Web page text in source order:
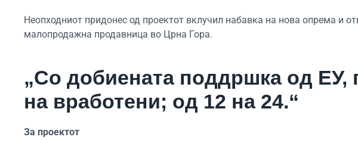
Неопходниот придонес од проектот вклучил набавка на нова опрема и
малопродажна продавница во Црна Гора.
„Со добиената поддршка од ЕУ,
на вработени; од 12 на 24.“
За проектот